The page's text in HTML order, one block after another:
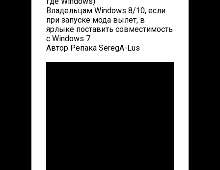
Владельцам Windows 8/10, если
при запуске мода вылет, в
ярлыке поставить совместимость
с Windows 7.
Автор Репака SeregA-Lus